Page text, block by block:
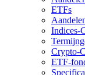
ETFs
Indices-
Crypto-
ETF-